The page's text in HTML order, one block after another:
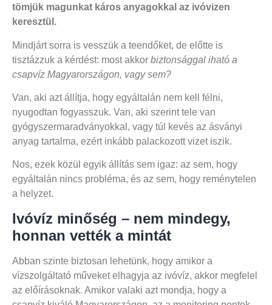
tömjük magunkat káros anyagokkal az ivóvizen
keresztül.
Mindjárt sorra is vesszük a teendőket, de előtte is
tisztázzuk a kérdést: most akkor biztonsággal iható a
csapvíz Magyarországon, vagy sem?
Van, aki azt állítja, hogy egyáltalán nem kell félni,
nyugodtan fogyasszuk. Van, aki szerint tele van
gyógyszermaradványokkal, vagy túl kevés az ásványi
anyag tartalma, ezért inkább palackozott vizet iszik.
Nos, ezek közül egyik állítás sem igaz: az sem, hogy
egyáltalán nincs probléma, és az sem, hogy reménytelen
a helyzet.
Ivóvíz minőség – nem mindegy,
honnan vették a mintát
Abban szinte biztosan lehetünk, hogy amikor a
vízszolgáltató műveket elhagyja az ivóvíz, akkor megfelel
az előírásoknak. Amikor valaki azt mondja, hogy a